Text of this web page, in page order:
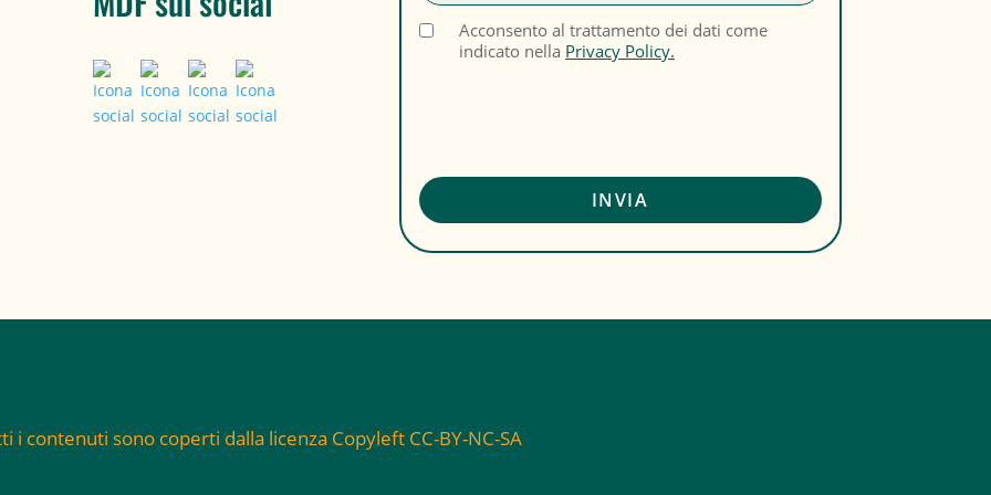
Acconsento al trattamento dei dati come
indicato nella Privacy Policy.
i contenuti sono coperti dalla licenza Copyleft CC-BY-NC-SA